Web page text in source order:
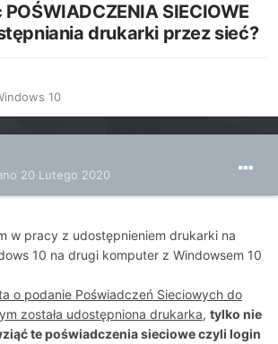
SIECIOWE
drukarki przez sieć?
10
20 Lutego 2020
w pracy z udostępnieniem drukarki na
10 na drugi komputer z Windowsem 10
o podanie Poświadczeń Sieciowych do
została udostępniona drukarka, tylko nie
te poświadczenia sieciowe czyli login